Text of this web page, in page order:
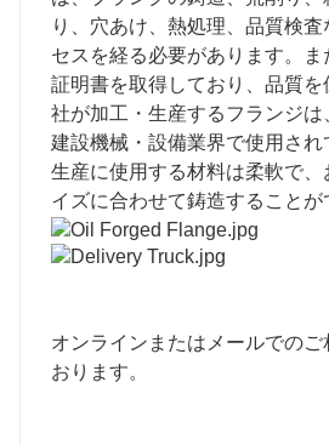
り、穴あけ、熱処理、品質検査
セスを経る必要があります。
証明書を取得しており、品質を
社が加工・生産するフランジ
建設機械・設備業界で使用され
生産に使用する材料は柔軟で、
イズに合わせて鋳造することが
オンラインまたはメールでのご
おります。